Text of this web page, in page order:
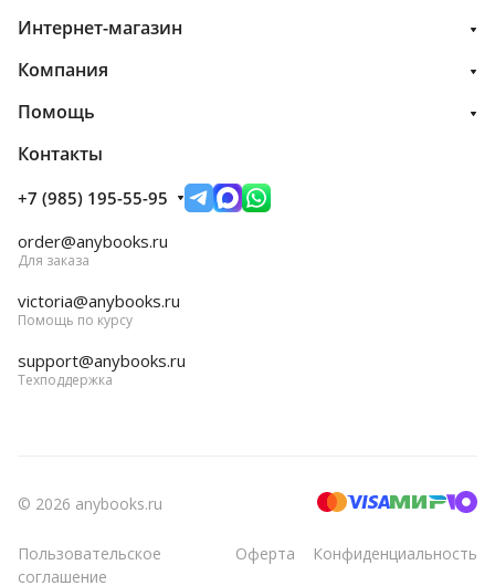
Интернет-магазин
Компания
Помощь
Контакты
+7 (985) 195-55-95
order@anybooks.ru
Для заказа
victoria@anybooks.ru
Помощь по курсу
support@anybooks.ru
Техподдержка
© 2026 anybooks.ru
Пользовательское
соглашение
Оферта Конфиденциальность